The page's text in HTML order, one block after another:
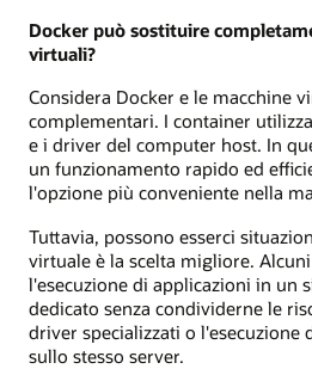
Docker può sostituire
virtuali?
Considera Docker e le macchine
complementari. I container
e i driver del computer host. In
un funzionamento rapido ed
l'opzione più conveniente nella
Tuttavia, possono esserci
virtuale è la scelta migliore.
l'esecuzione di applicazioni in un
dedicato senza condividerne le
driver specializzati o l'esecuzione
sullo stesso server.